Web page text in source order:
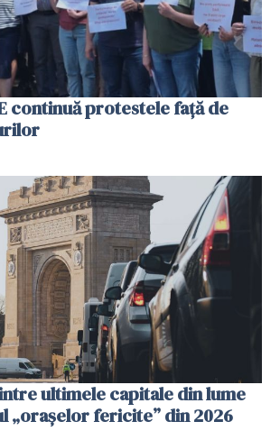
continuă protestele faţă de
ultimele capitale din lume
„orașelor fericite” din 2026